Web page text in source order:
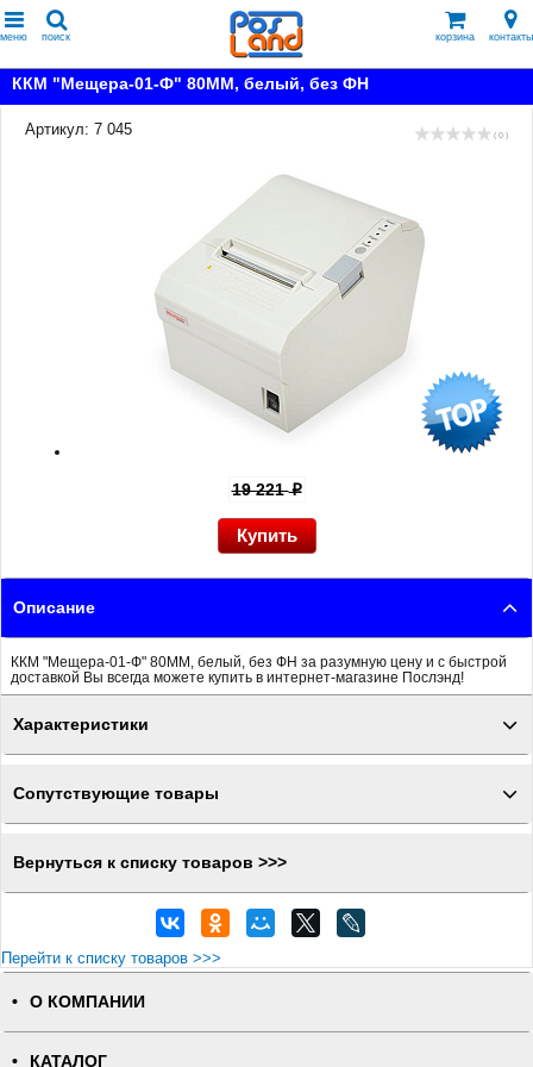
меню поиск корзина контакты
ККМ "Мещера-01-Ф" 80ММ, белый, без ФН
Артикул: 7 045 ( 0 )
19 221p
Описание
ККМ "Мещера-01-Ф" 80ММ, белый, без ФН за разумную цену и с быстрой
доставкой Вы всегда можете купить в интернет-магазине Послэнд!
Характеристики
Сопутствующие товары
Вернуться к списку товаров >>>
Перейти к списку товаров >>>
О КОМПАНИИ
КАТАЛОГ